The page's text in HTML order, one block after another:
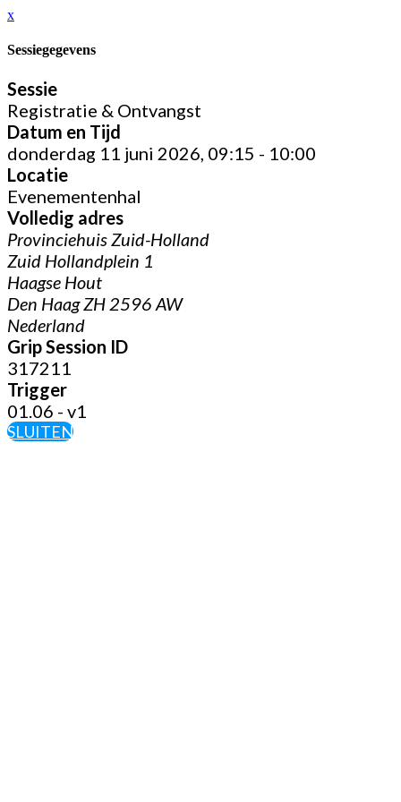
x
Sessiegegevens
Sessie
Registratie & Ontvangst
Datum en Tijd
donderdag 11 juni 2026, 09:15 - 10:00
Locatie
Evenementenhal
Volledig adres
Provinciehuis Zuid-Holland
Zuid Hollandplein 1
Haagse Hout
Den Haag ZH 2596 AW
Nederland
Grip Session ID
317211
Trigger
01.06 - v1
SLUITEN